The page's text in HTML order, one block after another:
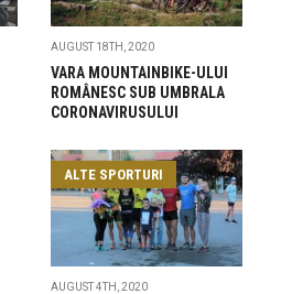
AUGUST 18TH, 2020
VARA MOUNTAINBIKE-ULUI
ROMÂNESC SUB UMBRALA
CORONAVIRUSULUI
ALTE SPORTURI
AUGUST 4TH, 2020